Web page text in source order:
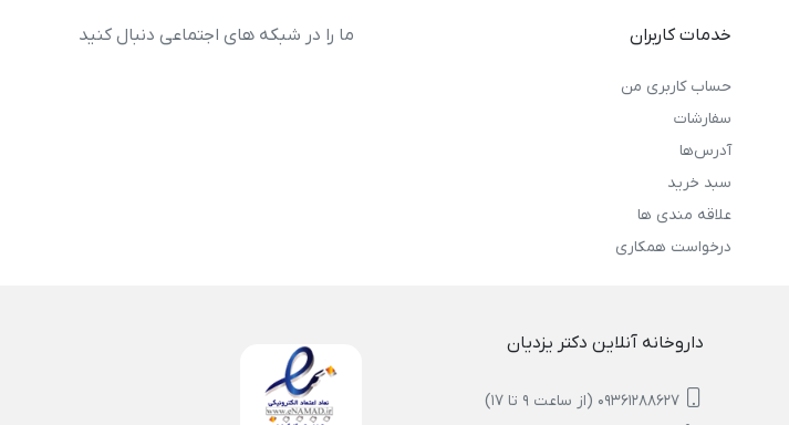
خدمات کاربران
حساب کاربری من
سفارشات
آدرس‌ها
سبد خرید
علاقه مندی ها
درخواست همکاری
ما را در شبکه های اجتماعی دنبال کنید
داروخانه آنلاین دکتر یزدیان
09361288627 (از ساعت 9 تا 17)